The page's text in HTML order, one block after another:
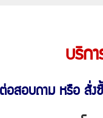
บริกา
อสอบถาม หรือ สั่ง